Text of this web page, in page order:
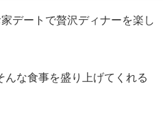
デートで贅沢ディナーを楽し
な食事を盛り上げてくれる